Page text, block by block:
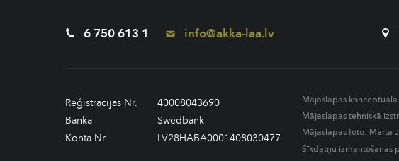
6 750 613 1 info@akka-laa.lv
Reģistrācijas Nr.
40008043690
Banka
Swedbank
Konta Nr.
LV28HABA0001408030477
Mājaslapas
Mājaslapas tehniskā
Mājaslapas foto: Marta
Sīkdatņu izmantošanas